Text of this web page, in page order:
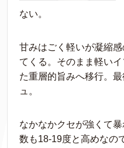
ない。
甘みはごく軽いが凝縮
てくる。そのまま軽い
た重層的旨みへ移行。
ュ。
なかなかクセが強くて
数も18-19度と高めなの